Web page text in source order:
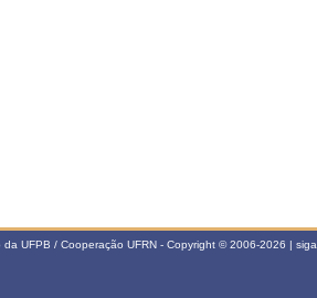
UFPB / Cooperação UFRN - Copyright © 2006-2026 |